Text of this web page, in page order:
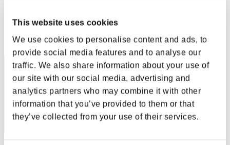
This website uses cookies
We use cookies to personalise content and ads, to
provide social media features and to analyse our
traffic. We also share information about your use of
our site with our social media, advertising and
analytics partners who may combine it with other
information that you’ve provided to them or that
they’ve collected from your use of their services.
1